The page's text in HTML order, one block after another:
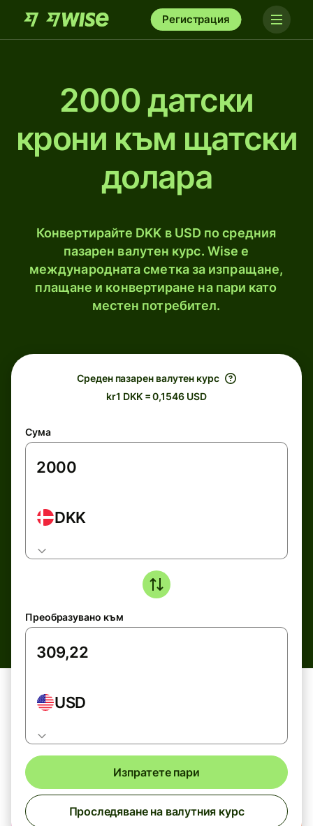
Регистрация
2000 датски
крони към щатски
долара
Конвертирайте DKK в USD по средния
пазарен валутен курс. Wise е
международната сметка за изпращане,
плащане и конвертиране на пари като
местен потребител.
Среден пазарен валутен курс
kr1 DKK = 0,1546 USD
Сума
DKK
Преобразувано към
USD
Изпратете пари
Проследяване на валутния курс